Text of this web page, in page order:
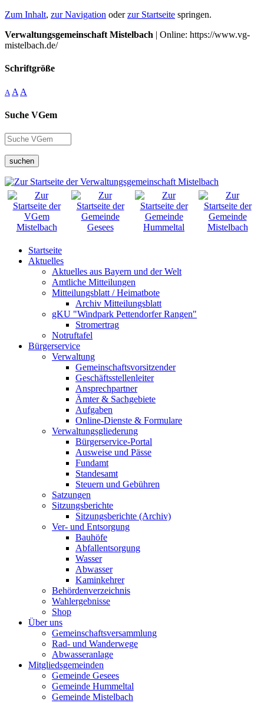
Zum Inhalt, zur Navigation oderzur Startseite springen.
Verwaltungsgemeinschaft Mistelbach | Online: https://www.vg-
mistelbach.de/
Schriftgröße
A A A
Suche VGem
suchen
Startseite
Aktuelles
Aktuelles aus Bayern und der Welt
Amtliche Mitteilungen
Mitteilungsblatt / Heimatbote
Archiv Mitteilungsblatt
gKU "Windpark Pettendorfer Rangen"
Stromertrag
Notruftafel
Bürgerservice
Verwaltung
Gemeinschaftsvorsitzender
Geschäftsstellenleiter
Ansprechpartner
Ämter & Sachgebiete
Aufgaben
Online-Dienste & Formulare
Verwaltungsgliederung
Bürgerservice-Portal
Ausweise und Pässe
Fundamt
Standesamt
Steuern und Gebühren
Satzungen
Sitzungsberichte
Sitzungsberichte (Archiv)
Ver- und Entsorgung
Bauhöfe
Abfallentsorgung
Wasser
Abwasser
Kaminkehrer
Behördenverzeichnis
Wahlergebnisse
Shop
Über uns
Gemeinschaftsversammlung
Rad- und Wanderwege
Abwasseranlage
Mitgliedsgemeinden
Gemeinde Gesees
Gemeinde Hummeltal
Gemeinde Mistelbach